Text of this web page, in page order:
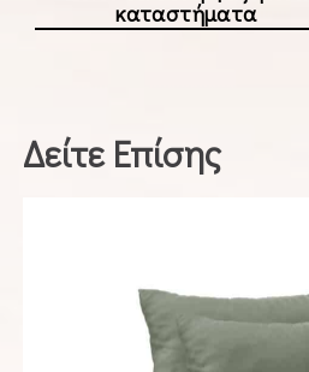
καταστήματα
Δείτε Επίσης